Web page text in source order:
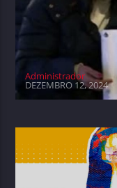
Administrador
DEZEMBRO 12, 2024